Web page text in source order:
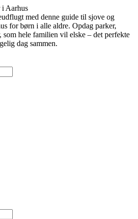
i Aarhus
med denne guide til sjove og
for børn i alle aldre. Opdag parker,
som hele familien vil elske – det perfekte
dag sammen.